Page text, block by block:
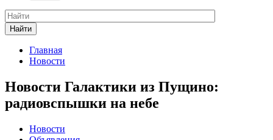
Найти
Главная
Новости
Новости Галактики из Пущино:
радиовспышки на небе
Новости